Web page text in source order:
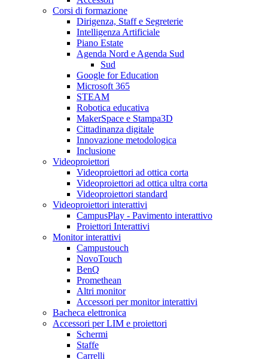
Corsi di formazione
Dirigenza, Staff e Segreterie
Intelligenza Artificiale
Piano Estate
Agenda Nord e Agenda Sud
Sud
Google for Education
Microsoft 365
STEAM
Robotica educativa
MakerSpace e Stampa3D
Cittadinanza digitale
Innovazione metodologica
Inclusione
Videoproiettori
Videoproiettori ad ottica corta
Videoproiettori ad ottica ultra corta
Videoproiettori standard
Videoproiettori interattivi
CampusPlay - Pavimento interattivo
Proiettori Interattivi
Monitor interattivi
Campustouch
NovoTouch
BenQ
Promethean
Altri monitor
Accessori per monitor interattivi
Bacheca elettronica
Accessori per LIM e proiettori
Schermi
Staffe
Carrelli